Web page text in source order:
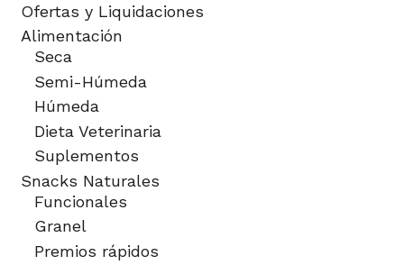
Ofertas y Liquidaciones
Alimentación
Seca
Semi-Húmeda
Húmeda
Dieta Veterinaria
Suplementos
Snacks Naturales
Funcionales
Granel
Premios rápidos